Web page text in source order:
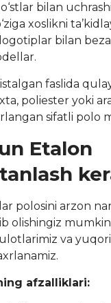
bilan
xoslikni
bilan
faslida
poliester yoki
sifatli polo
Etalon
polosini arzon
olishingiz mumkin
va
afzalliklari: